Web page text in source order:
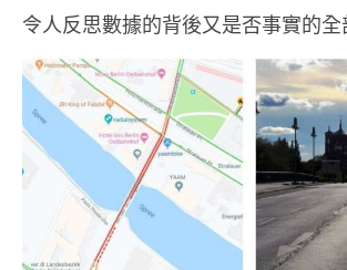
令人反思數據的背後又是否事實的全